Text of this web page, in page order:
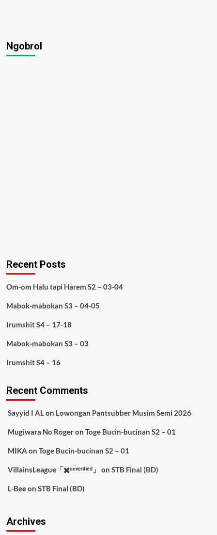
Ngobrol
Recent Posts
Om-om Halu tapi Harem S2 – 03-04
Mabok-mabokan S3 – 04-05
Irumshit S4 – 17-18
Mabok-mabokan S3 – 03
Irumshit S4 – 16
Recent Comments
Sayyid I ALon Lowongan Pantsubber Musim Semi 2026
Mugiwara No Rogeron Toge Bucin-bucinan S2 – 01
MIKA on Toge Bucin-bucinan S2 – 01
VillainsLeague「✖️ᵘⁿᵛᵉʳᶦᶠᶦᵉᵈ」 on STB Final (BD)
L-Beeon STB Final (BD)
Archives